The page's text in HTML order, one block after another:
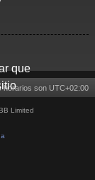
que
horarios son UTC+02:00
Limited